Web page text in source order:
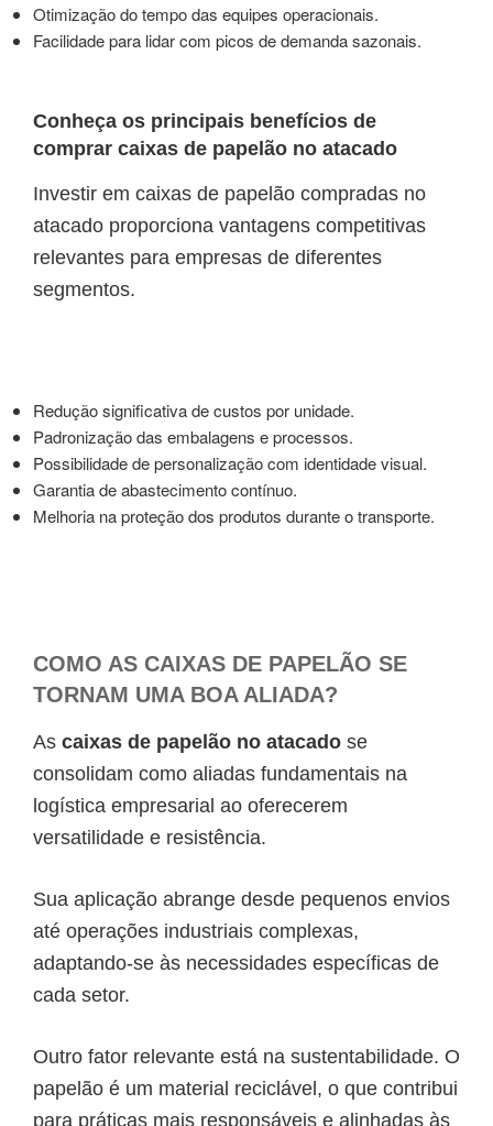
Otimização do tempo das equipes operacionais.
Facilidade para lidar com picos de demanda sazonais.
Conheça os principais benefícios de
comprar caixas de papelão no atacado
Investir em caixas de papelão compradas no
atacado proporciona vantagens competitivas
relevantes para empresas de diferentes
segmentos.
Redução significativa de custos por unidade.
Padronização das embalagens e processos.
Possibilidade de personalização com identidade visual.
Garantia de abastecimento contínuo.
Melhoria na proteção dos produtos durante o transporte.
COMO AS CAIXAS DE PAPELÃO SE
TORNAM UMA BOA ALIADA?
As caixas de papelão no atacado se
consolidam como aliadas fundamentais na
logística empresarial ao oferecerem
versatilidade e resistência.
Sua aplicação abrange desde pequenos envios
até operações industriais complexas,
adaptando-se às necessidades específicas de
cada setor.
Outro fator relevante está na sustentabilidade. O
papelão é um material reciclável, o que contribui
para práticas mais responsáveis e alinhadas às